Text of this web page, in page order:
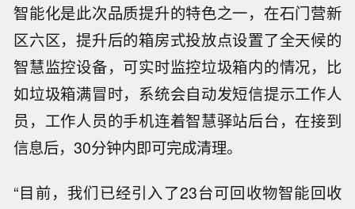
智能化是此次品质提升的特色之一，在石门营新
区六区，提升后的箱房式投放点设置了全天候的
智慧监控设备，可实时监控垃圾箱内的情况，比
如垃圾箱满冒时，系统会自动发短信提示工作人
员，工作人员的手机连着智慧驿站后台，在接到
信息后，30分钟内即可完成清理。
“目前，我们已经引入了23台可回收物智能回收